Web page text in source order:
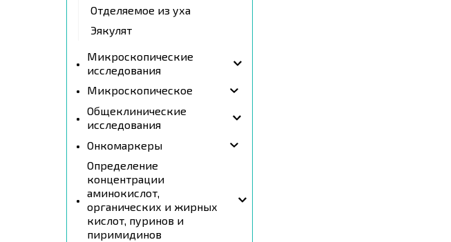
Отделяемое из уха
Эякулят
Микроскопические
исследования
Микроскопическое
Общеклинические
исследования
Онкомаркеры
Определение
концентрации
аминокислот,
органических и жирных
кислот, пуринов и
пиримидинов